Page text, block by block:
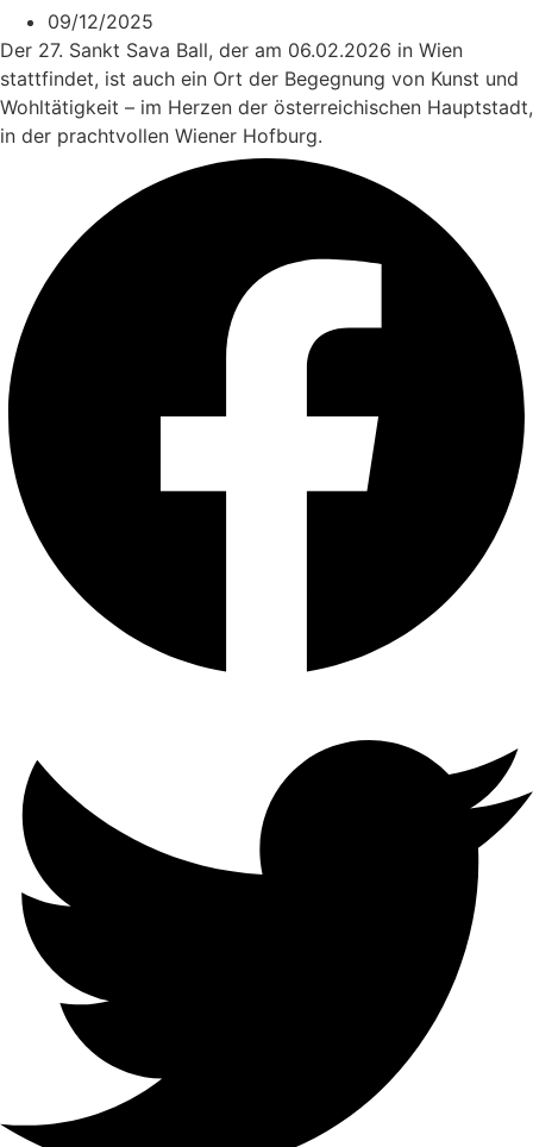
09/12/2025
Der 27. Sankt Sava Ball, der am 06.02.2026 in Wien
stattfindet, ist auch ein Ort der Begegnung von Kunst und
Wohltätigkeit – im Herzen der österreichischen Hauptstadt,
in der prachtvollen Wiener Hofburg.